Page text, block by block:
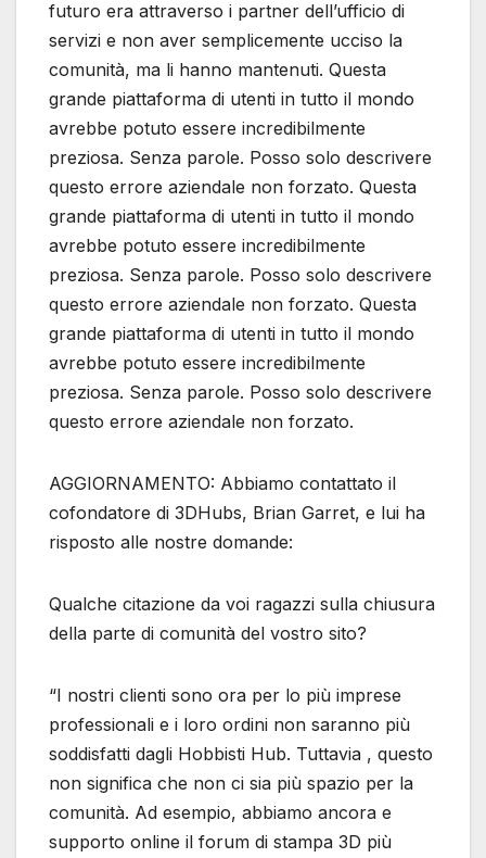
futuro era attraverso i partner dell’ufficio di
servizi e non aver semplicemente ucciso la
comunità, ma li hanno mantenuti. Questa
grande piattaforma di utenti in tutto il mondo
avrebbe potuto essere incredibilmente
preziosa. Senza parole. Posso solo descrivere
questo errore aziendale non forzato. Questa
grande piattaforma di utenti in tutto il mondo
avrebbe potuto essere incredibilmente
preziosa. Senza parole. Posso solo descrivere
questo errore aziendale non forzato. Questa
grande piattaforma di utenti in tutto il mondo
avrebbe potuto essere incredibilmente
preziosa. Senza parole. Posso solo descrivere
questo errore aziendale non forzato.
AGGIORNAMENTO: Abbiamo contattato il
cofondatore di 3DHubs, Brian Garret, e lui ha
risposto alle nostre domande:
Qualche citazione da voi ragazzi sulla chiusura
della parte di comunità del vostro sito?
“I nostri clienti sono ora per lo più imprese
professionali e i loro ordini non saranno più
soddisfatti dagli Hobbisti Hub. Tuttavia , questo
non significa che non ci sia più spazio per la
comunità. Ad esempio, abbiamo ancora e
supporto online il forum di stampa 3D più